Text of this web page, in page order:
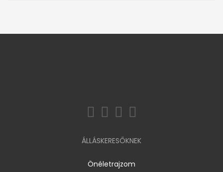
ÁLLÁSKERESŐKNEK
Önéletrajzom